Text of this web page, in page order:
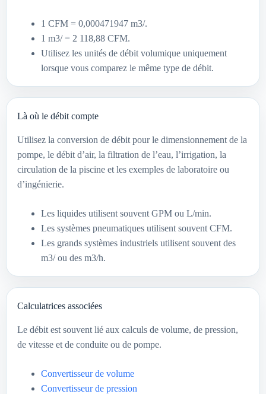
1 CFM = 0,000471947 m3/.
1 m3/ = 2 118,88 CFM.
Utilisez les unités de débit volumique uniquement
lorsque vous comparez le même type de débit.
Là où le débit compte
Utilisez la conversion de débit pour le dimensionnement de la
pompe, le débit d’air, la filtration de l’eau, l’irrigation, la
circulation de la piscine et les exemples de laboratoire ou
d’ingénierie.
Les liquides utilisent souvent GPM ou L/min.
Les systèmes pneumatiques utilisent souvent CFM.
Les grands systèmes industriels utilisent souvent des
m3/ ou des m3/h.
Calculatrices associées
Le débit est souvent lié aux calculs de volume, de pression,
de vitesse et de conduite ou de pompe.
Convertisseur de volume
Convertisseur de pression